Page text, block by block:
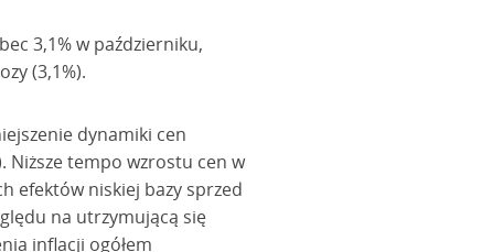
3,1% w październiku,
(3,1%).
dynamiki cen
Niższe tempo wzrostu cen w
efektów niskiej bazy sprzed
na utrzymującą się
inflacji ogółem